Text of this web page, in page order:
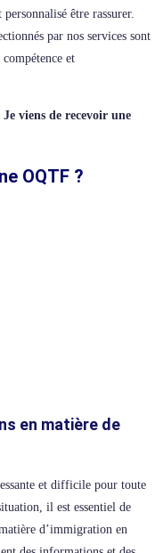
être rassurer.
par nos services sont
et
Je viens de recevoir une
OQTF ?
en matière de
et difficile pour toute
il est essentiel de
d’immigration en